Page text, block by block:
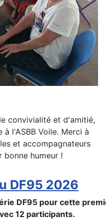
convivialité et d'amitié,
l'ASBB Voile. Merci à
et accompagnateurs
humeur !
DF95 2026
DF95 pour cette
12 participants.